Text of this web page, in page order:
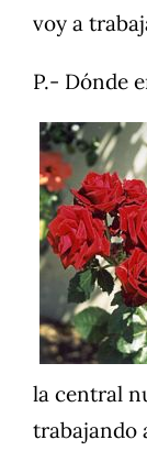
voy a
P.- Dónde
la central
trabajando